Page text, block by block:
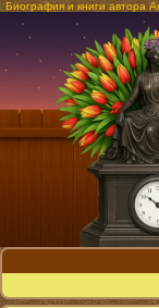
Биография и книги автора